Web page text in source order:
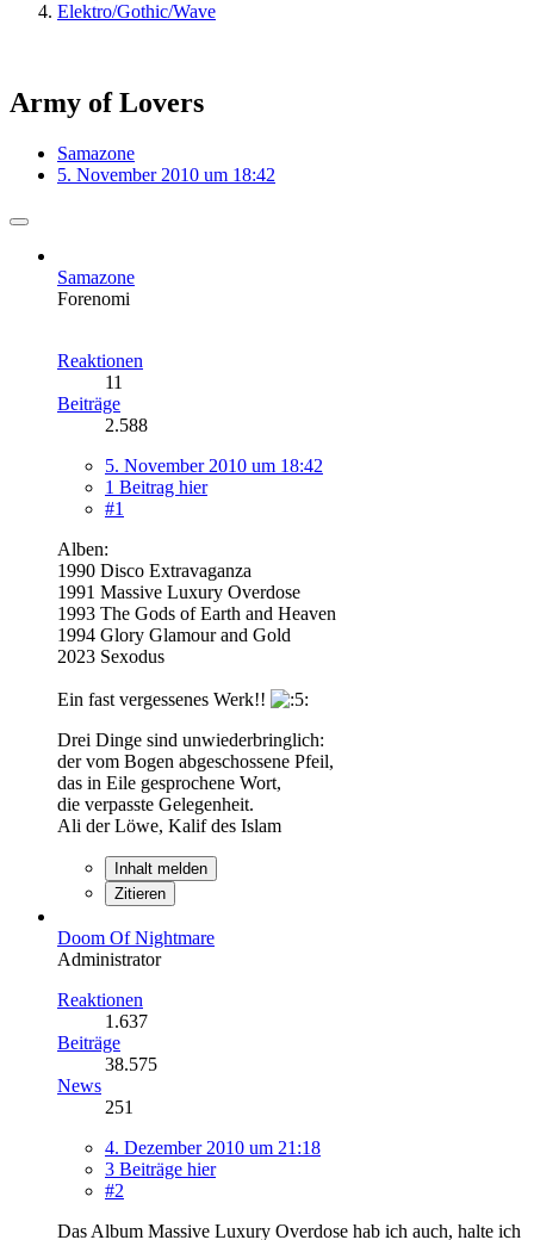
Elektro/Gothic/Wave
Army of Lovers
Samazone
5. November 2010 um 18:42
Samazone
Forenomi
Reaktionen
11
Beiträge
2.588
5. November 2010 um 18:42
1 Beitrag hier
#1
Alben:
1990 Disco Extravaganza
1991 Massive Luxury Overdose
1993 The Gods of Earth and Heaven
1994 Glory Glamour and Gold
2023 Sexodus
Ein fast vergessenes Werk!!
Drei Dinge sind unwiederbringlich:
der vom Bogen abgeschossene Pfeil,
das in Eile gesprochene Wort,
die verpasste Gelegenheit.
Ali der Löwe, Kalif des Islam
Inhalt melden
Zitieren
Doom Of Nightmare
Administrator
Reaktionen
1.637
Beiträge
38.575
News
251
4. Dezember 2010 um 21:18
3 Beiträge hier
#2
Das Album Massive Luxury Overdose hab ich auch, halte ich